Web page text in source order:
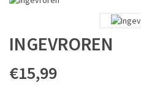
INGEVROREN
€15,99